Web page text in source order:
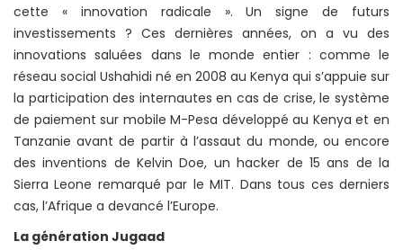
cette « innovation radicale ». Un signe de futurs
investissements ? Ces dernières années, on a vu des
innovations saluées dans le monde entier : comme le
réseau social Ushahidi né en 2008 au Kenya qui s’appuie sur
la participation des internautes en cas de crise, le système
de paiement sur mobile M-Pesa développé au Kenya et en
Tanzanie avant de partir à l’assaut du monde, ou encore
des inventions de Kelvin Doe, un hacker de 15 ans de la
Sierra Leone remarqué par le MIT. Dans tous ces derniers
cas, l’Afrique a devancé l’Europe.
La génération Jugaad